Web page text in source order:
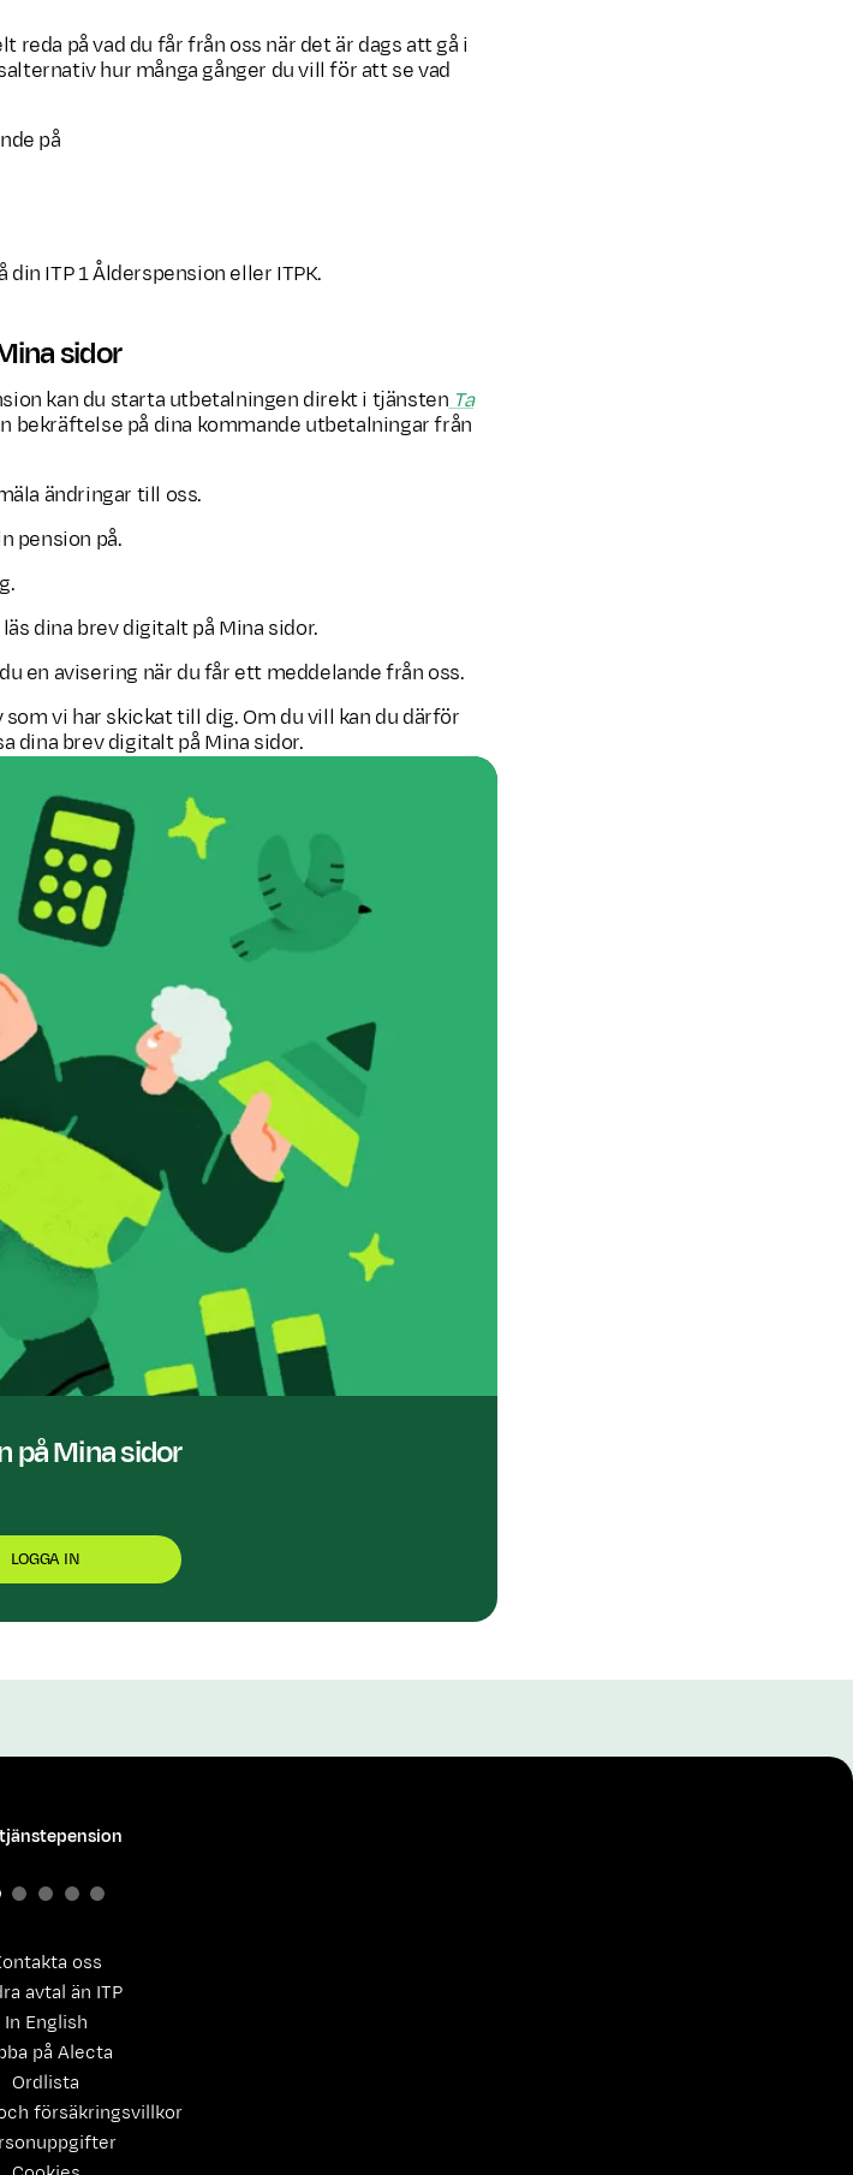
reda på vad du får från oss när det är dags att gå i
hur många gånger du vill för att se vad
på
ITP 1 Ålderspension eller ITPK.
sidor
kan du starta utbetalningen direkt i tjänstenTa
bekräftelse på dina kommande utbetalningar från
ändringar till oss.
pension på.
dina brev digitalt på Mina sidor.
en avisering när du får ett meddelande från oss.
vi har skickat till dig. Om du vill kan du därför
dina brev digitalt på Mina sidor.
på Mina sidor
LOGGA IN
oss
avtal än ITP
In English
på Alecta
Ordlista
försäkringsvillkor